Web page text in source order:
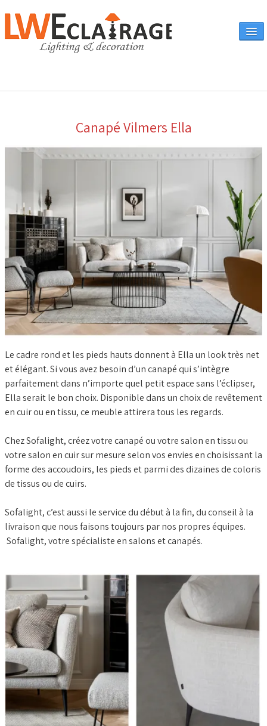
A propos
Canapés
Catalogue
Contact
BLOG
Canapé Vilmers Ella
Le cadre rond et les pieds hauts donnent à Ella un look très net
et élégant. Si vous avez besoin d’un canapé qui s’intègre
parfaitement dans n’importe quel petit espace sans l’éclipser,
Ella serait le bon choix. Disponible dans un choix de revêtement
en cuir ou en tissu, ce meuble attirera tous les regards.
Chez Sofalight, créez votre canapé ou votre salon en tissu ou
votre salon en cuir sur mesure selon vos envies en choisissant la
forme des accoudoirs, les pieds et parmi des dizaines de coloris
de tissus ou de cuirs.
Sofalight, c’est aussi le service du début à la fin, du conseil à la
livraison que nous faisons toujours par nos propres équipes.
Sofalight, votre spécialiste en salons et canapés.